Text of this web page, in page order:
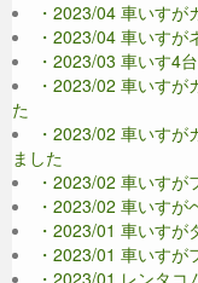
・2023/04 車いす
・2023/04 車いす
・2023/03 車いす4
・2023/02 車いす
た
・2023/02 車いす
ました
・2023/02 車いす
・2023/02 車いす
・2023/01 車いす
・2023/01 車いす